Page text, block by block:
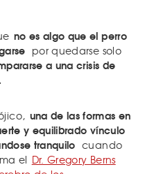
no es algo que el perro
por quedarse solo
a una crisis de
una de las formas en
y equilibrado vínculo
tranquilo cuando
el Dr. Gregory Berns